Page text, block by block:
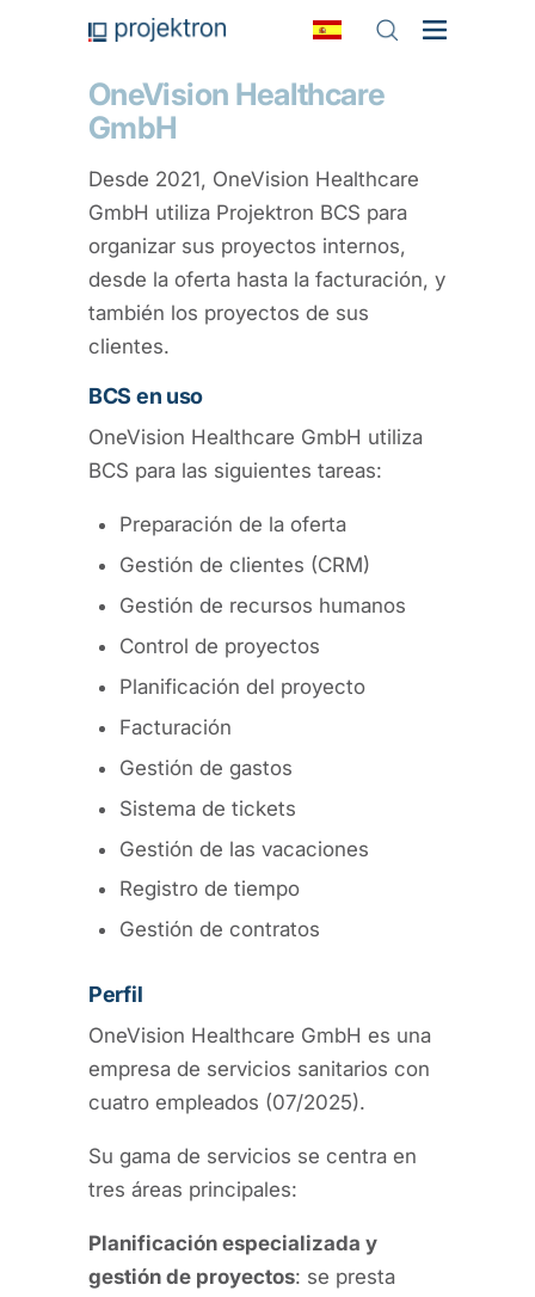
OneVision Healthcare
GmbH
Desde 2021, OneVision Healthcare
GmbH utiliza Projektron BCS para
organizar sus proyectos internos,
desde la oferta hasta la facturación, y
también los proyectos de sus
clientes.
BCS en uso
OneVision Healthcare GmbH utiliza
BCS para las siguientes tareas:
Preparación de la oferta
Gestión de clientes (CRM)
Gestión de recursos humanos
Control de proyectos
Planificación del proyecto
Facturación
Gestión de gastos
Sistema de tickets
Gestión de las vacaciones
Registro de tiempo
Gestión de contratos
Perfil
OneVision Healthcare GmbH es una
empresa de servicios sanitarios con
cuatro empleados (07/2025).
Su gama de servicios se centra en
tres áreas principales:
Planificación especializada y
gestión de proyectos: se presta